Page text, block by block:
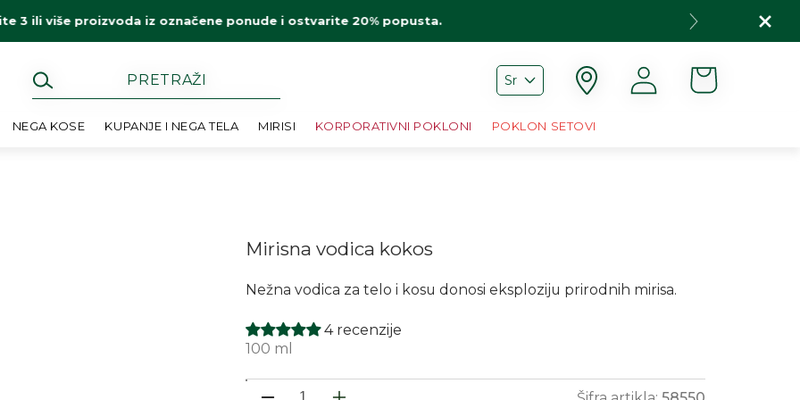
3 ili više proizvoda iz označene ponude i ostvarite 20% popusta.
Sr Prijava
NEGA KOSE KUPANJE I NEGA TELA MIRISI KORPORATIVNI POKLONI POKLON SETOVI
Mirisna vodica kokos
Nežna vodica za telo i kosu donosi eksploziju prirodnih mirisa.
4 recenzije
100 ml